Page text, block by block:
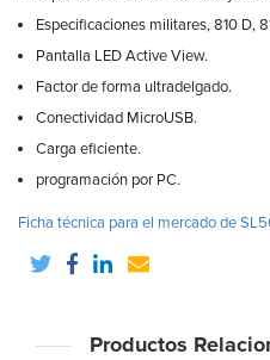
Especificaciones militares, 810 D,
Pantalla LED Active View.
Factor de forma ultradelgado.
Conectividad MicroUSB.
Carga eficiente.
programación por PC.
Ficha técnica para el mercado de
Productos